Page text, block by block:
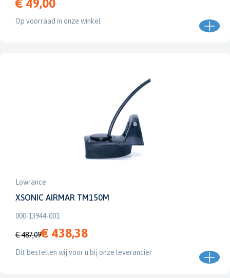
€ 49,00
Op voorraad in onze winkel
Lowrance
XSONIC AIRMAR TM150M
000-13944-001
€ 487,09€ 438,38
Dit bestellen wij voor u bij onze leverancier